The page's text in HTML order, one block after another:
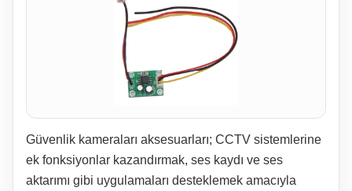
Güvenlik kameraları aksesuarları; CCTV sistemlerine
ek fonksiyonlar kazandırmak, ses kaydı ve ses
aktarımı gibi uygulamaları desteklemek amacıyla